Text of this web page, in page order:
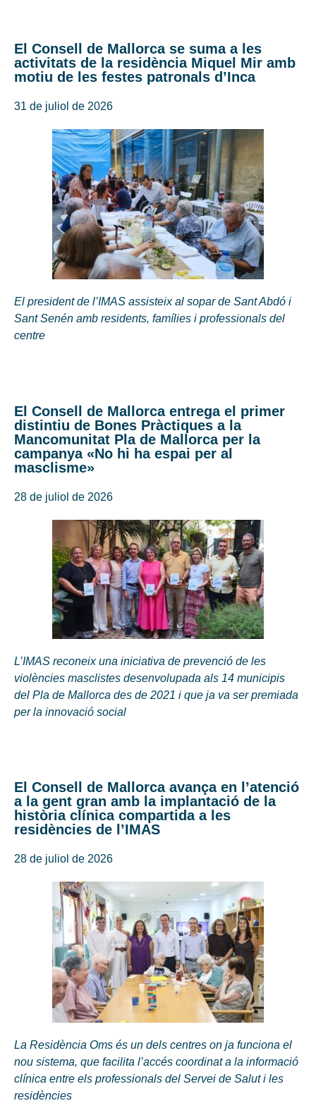
El Consell de Mallorca se suma a les
activitats de la residència Miquel Mir amb
motiu de les festes patronals d’Inca
31 de juliol de 2026
El president de l’IMAS assisteix al sopar de Sant Abdó i
Sant Senén amb residents, famílies i professionals del
centre
El Consell de Mallorca entrega el primer
distintiu de Bones Pràctiques a la
Mancomunitat Pla de Mallorca per la
campanya «No hi ha espai per al
masclisme»
28 de juliol de 2026
L’IMAS reconeix una iniciativa de prevenció de les
violències masclistes desenvolupada als 14 municipis
del Pla de Mallorca des de 2021 i que ja va ser premiada
per la innovació social
El Consell de Mallorca avança en l’atenció
a la gent gran amb la implantació de la
història clínica compartida a les
residències de l’IMAS
28 de juliol de 2026
La Residència Oms és un dels centres on ja funciona el
nou sistema, que facilita l’accés coordinat a la informació
clínica entre els professionals del Servei de Salut i les
residències